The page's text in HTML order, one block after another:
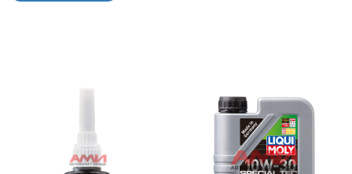
БЫСТРЫЙ ПРОСМОТР БЫСТРЫЙ ПРОСМОТР